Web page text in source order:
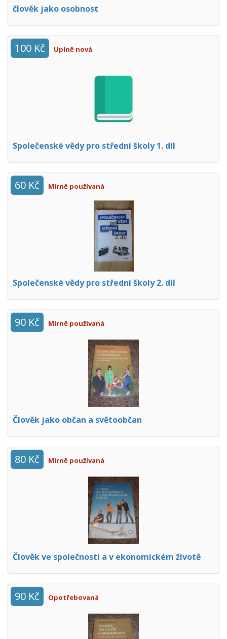
člověk jako osobnost
100 Kč Uplně nová
Společenské vědy pro střední školy 1. díl
60 Kč Mírně používaná
Společenské vědy pro střední školy 2. díl
90 Kč Mírně používaná
Člověk jako občan a světoobčan
80 Kč Mírně používaná
Člověk ve společnosti a v ekonomickém životě
90 Kč Opotřebovaná